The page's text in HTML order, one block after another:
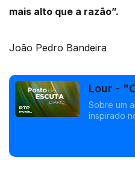
mais alto que a razão”.
João Pedro Bandeira
Lour -
Sobre um
inspirado